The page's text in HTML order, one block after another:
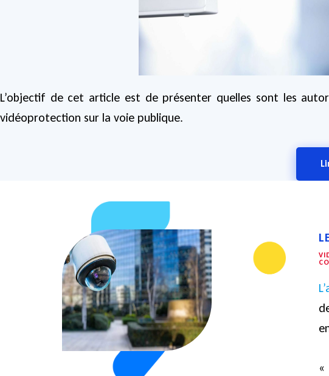
L’objectif de cet article est de présenter quelles sont les
vidéoprotection sur la voie publique.
«